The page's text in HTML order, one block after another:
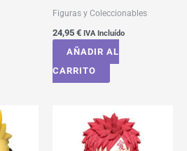
Figuras y Coleccionables
24,95 € IVA Incluído
AÑADIR AL
CARRITO